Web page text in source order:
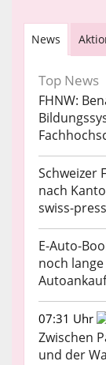
News
Top News
FHNW:
Schweizer
nach
swiss-
E-Auto-
noch
07:31 Uhr
Zwischen
und der